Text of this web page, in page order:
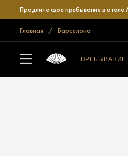
Продлите свое пребывание в
Главная Барселона
ПРЕБЫВАНИЕ